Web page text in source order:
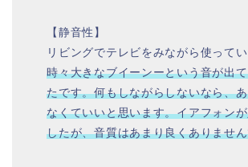
【静音性】
リビングでテレビをみながら使ってい
時々大きなブイーンーという音が出
たです。何もしながらしないなら、
なくていいと思います。イアフォン
したが、音質はあまり良くありませ